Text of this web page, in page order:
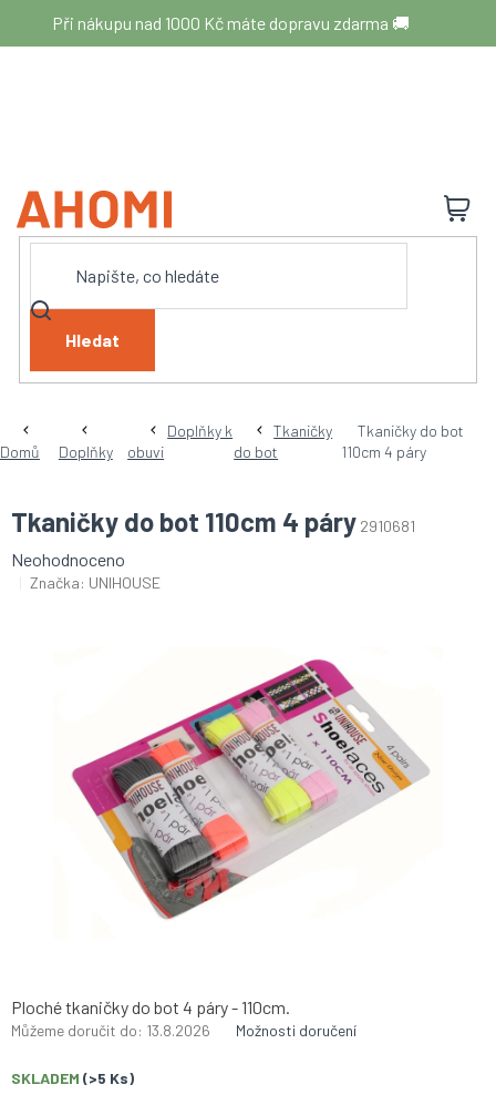
obsah
Při nákupu nad 1000 Kč máte dopravu zdarma 🚚
Hledat
Domů Doplňky
Doplňky k
obuvi
Tkaničky
do bot
Tkaničky do bot
110cm 4 páry
Tkaničky do bot 110cm 4 páry 2910681
Průměrné
hodnocení
Neohodnoceno
Značka: UNIHOUSE
SKLADEM (>5 Ks)
Můžeme doručit do: 13.8.2026 Možnosti doručení
Ploché tkaničky do bot 4 páry - 110cm.